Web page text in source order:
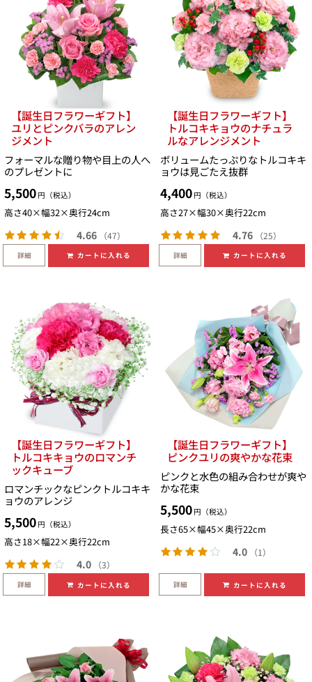
【誕生日フラワーギフト】
ユリとピンクバラのアレン
ジメント
フォーマルな贈り物や目上の人へ
のプレゼントに
5,500 円（税込）
高さ40×幅32×奥行24cm
4.66 （47）
詳細 カートに入れる
【誕生日フラワーギフト】
トルコキキョウのナチュラ
ルなアレンジメント
ボリュームたっぷりなトルコキキ
ョウは見ごたえ抜群
4,400 円（税込）
高さ27×幅30×奥行22cm
4.76 （25）
詳細 カートに入れる
【誕生日フラワーギフト】
トルコキキョウのロマンチ
ックキューブ
ロマンチックなピンクトルコキキ
ョウのアレンジ
5,500 円（税込）
高さ18×幅22×奥行22cm
4.0 （3）
詳細 カートに入れる
【誕生日フラワーギフト】
ピンクユリの爽やかな花束
ピンクと水色の組み合わせが爽や
かな花束
5,500 円（税込）
長さ65×幅45×奥行22cm
4.0 （1）
詳細 カートに入れる